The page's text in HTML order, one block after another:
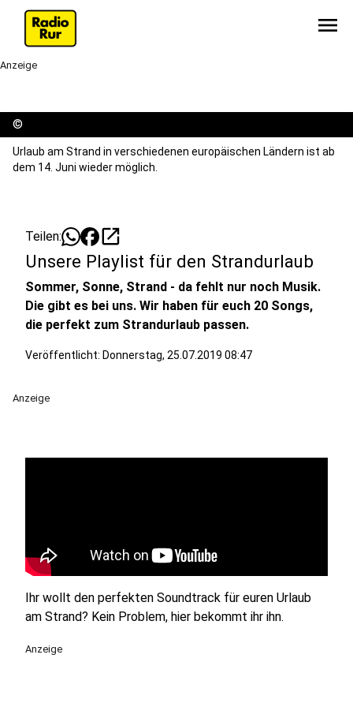
menu
Anzeige
©
Urlaub am Strand in verschiedenen europäischen Ländern ist ab
dem 14. Juni wieder möglich.
Teilen: open_in_new
Unsere Playlist für den Strandurlaub
Sommer, Sonne, Strand - da fehlt nur noch Musik.
Die gibt es bei uns. Wir haben für euch 20 Songs,
die perfekt zum Strandurlaub passen.
Veröffentlicht: Donnerstag, 25.07.2019 08:47
Anzeige
Ihr wollt den perfekten Soundtrack für euren Urlaub
am Strand? Kein Problem, hier bekommt ihr ihn.
Anzeige